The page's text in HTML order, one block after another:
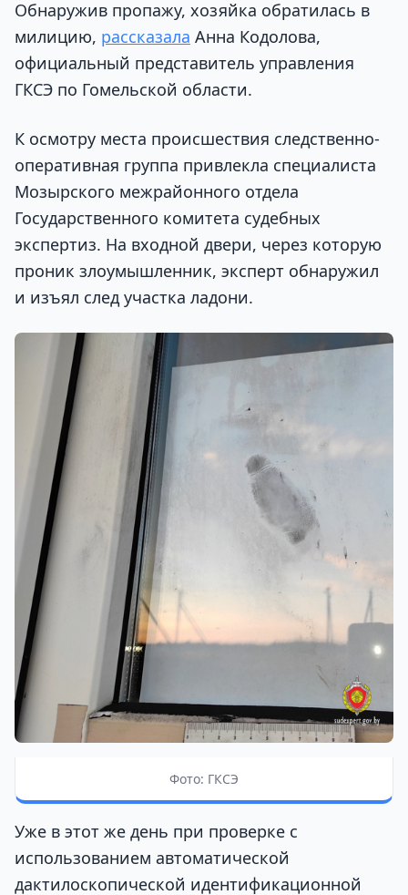
Обнаружив пропажу, хозяйка обратилась в
милицию, рассказала Анна Кодолова,
официальный представитель управления
ГКСЭ по Гомельской области.
К осмотру места происшествия следственно-
оперативная группа привлекла специалиста
Мозырского межрайонного отдела
Государственного комитета судебных
экспертиз. На входной двери, через которую
проник злоумышленник, эксперт обнаружил
и изъял след участка ладони.
Фото: ГКСЭ
Уже в этот же день при проверке с
использованием автоматической
дактилоскопической идентификационной